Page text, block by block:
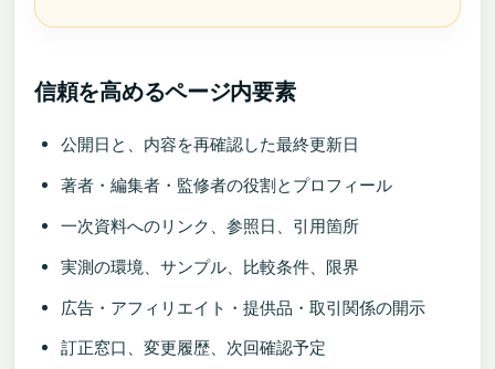
信頼を高めるページ内要素
公開日と、内容を再確認した最終更新日
著者・編集者・監修者の役割とプロフィール
一次資料へのリンク、参照日、引用箇所
実測の環境、サンプル、比較条件、限界
広告・アフィリエイト・提供品・取引関係の開示
訂正窓口、変更履歴、次回確認予定